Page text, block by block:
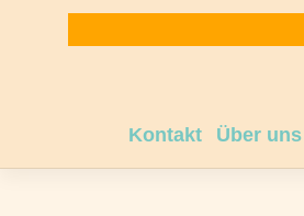
Kontakt Über uns